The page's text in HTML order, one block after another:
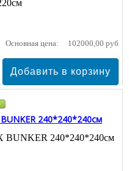
Основная цена: 102000,00 руб
BUNKER 240*240*240см
BUNKER 240*240*240см